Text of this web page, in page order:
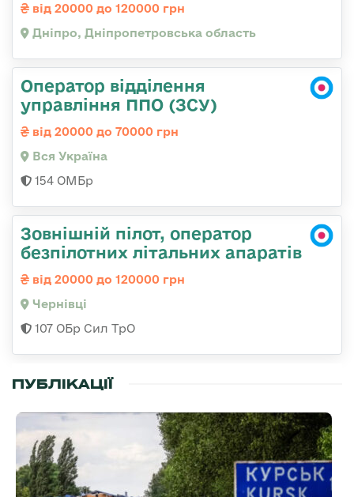
від 20000 до 120000 грн
Дніпро, Дніпропетровська область
Оператор відділення
управління ППО (ЗСУ)
від 20000 до 70000 грн
Вся Україна
154 ОМБр
Зовнішній пілот, оператор
безпілотних літальних апаратів
від 20000 до 120000 грн
Чернівці
107 ОБр Сил ТрО
ПУБЛІКАЦІЇ